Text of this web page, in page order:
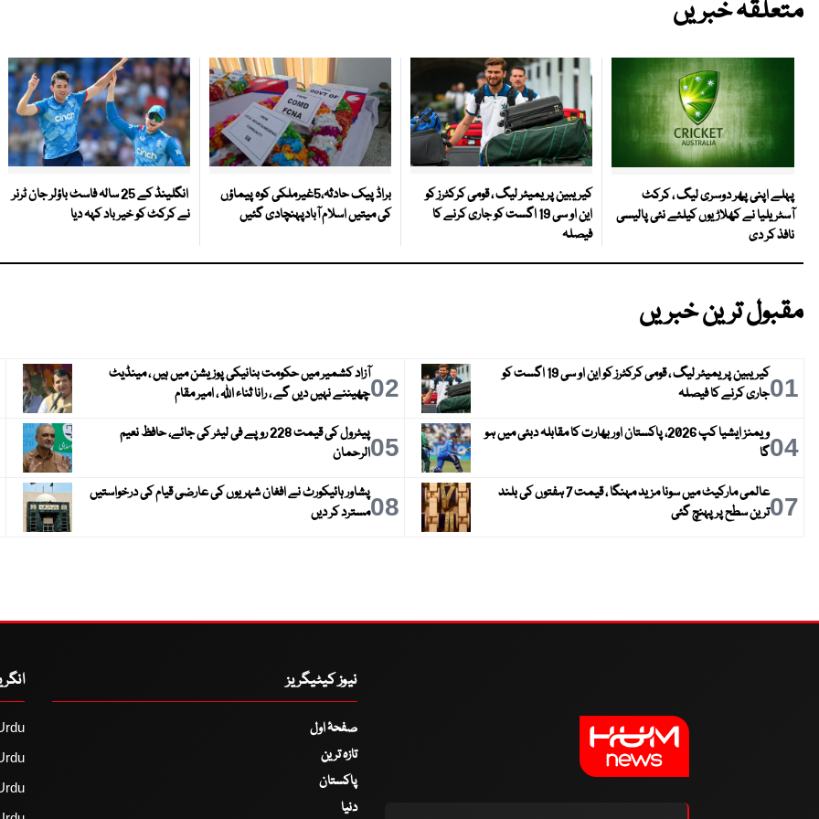
متعلقہ خبریں
پہلے اپنی پھر دوسری لیگ ، کرکٹ
آسٹریلیا نے کھلاڑیوں کیلئے نئی پالیسی
نافذ کر دی
کیریبین پریمیئر لیگ ، قومی کرکٹرز کو
این او سی 19 اگست کو جاری کرنے کا
فیصلہ
براڈ پیک حادثہ،5غیرملکی کوہ پیماؤں
کی میتیں اسلام آبادپہنچادی گئیں
انگلینڈ کے 25 سالہ فاسٹ باؤلر جان ٹرنر
نے کرکٹ کو خیر باد کہہ دیا
مقبول ترین خبریں
01
کیریبین پریمیئر لیگ ، قومی کرکٹرز کو این او سی 19 اگست کو
جاری کرنے کا فیصلہ
02آزاد کشمیر میں حکومت بنانیکی پوزیشن میں ہیں ، مینڈیٹ
چھیننے نہیں دیں گے ، رانا ثناء اللہ ، امیر مقام
04
ویمنز ایشیا کپ 2026، پاکستان اور بھارت کا مقابلہ دبئی میں ہو
گا
05
پیٹرول کی قیمت 228 روپے فی لیٹر کی جائے، حافظ نعیم
الرحمان
07
عالمی مارکیٹ میں سونا مزید مہنگا ، قیمت 7 ہفتوں کی بلند
ترین سطح پر پہنچ گئی
08پشاور ہائیکورٹ نے افغان شہریوں کی عارضی قیام کی درخواستیں
مسترد کر دیں
نیوز کیٹیگریز
صفحۂ اول
تازہ ترین
پاکستان
دنیا